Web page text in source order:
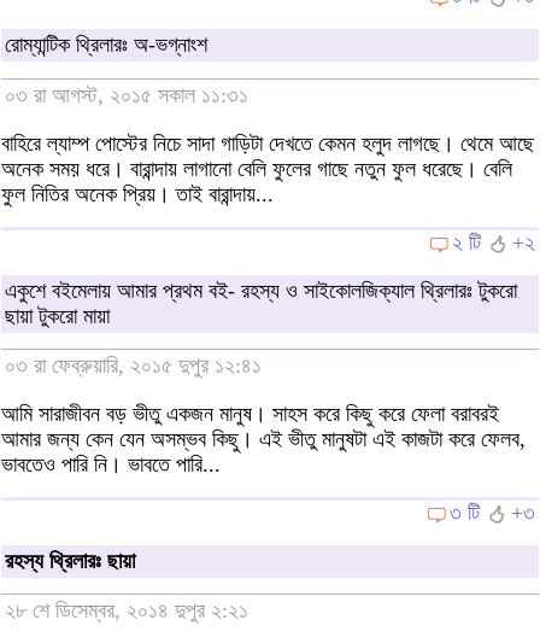
রোম্যান্টিক থ্রিলারঃ অ-ভগ্নাংশ
০৩ রা আগস্ট, ২০১৫ সকাল ১১:৩১
বাহিরে ল্যাম্প পোস্টের নিচে সাদা গাড়িটা দেখতে কেমন হলুদ লাগছে। থেমে আছে
অনেক সময় ধরে। বারান্দায় লাগানো বেলি ফুলের গাছে নতুন ফুল ধরেছে। বেলি
ফুল নিতির অনেক প্রিয়। তাই বারান্দায়...
২ টি
+২
একুশে বইমেলায় আমার প্রথম বই- রহস্য ও সাইকোলজিক্যাল থ্রিলারঃ টুকরো
ছায়া টুকরো মায়া
০৩ রা ফেব্রুয়ারি, ২০১৫ দুপুর ১২:৪১
আমি সারাজীবন বড় ভীতু একজন মানুষ। সাহস করে কিছু করে ফেলা বরাবরই
আমার জন্য কেন যেন অসম্ভব কিছু। এই ভীতু মানুষটা এই কাজটা করে ফেলব,
ভাবতেও পারি নি। ভাবতে পারি...
৩ টি
+৩
রহস্য থ্রিলারঃ ছায়া
২৮ শে ডিসেম্বর, ২০১৪ দুপুর ২:২১